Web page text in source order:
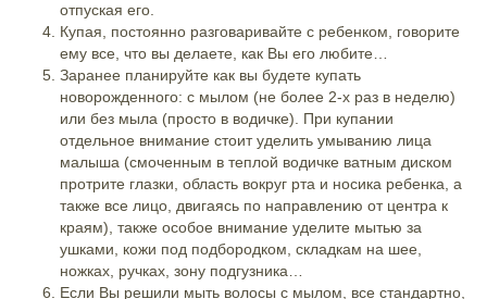
отпуская его.
Купая, постоянно разговаривайте с ребенком, говорите
ему все, что вы делаете, как Вы его любите…
Заранее планируйте как вы будете купать
новорожденного: с мылом (не более 2-х раз в неделю)
или без мыла (просто в водичке). При купании
отдельное внимание стоит уделить умыванию лица
малыша (смоченным в теплой водичке ватным диском
протрите глазки, область вокруг рта и носика ребенка, а
также все лицо, двигаясь по направлению от центра к
краям), также особое внимание уделите мытью за
ушками, кожи под подбородком, складкам на шее,
ножках, ручках, зону подгузника…
Если Вы решили мыть волосы с мылом, все стандартно,